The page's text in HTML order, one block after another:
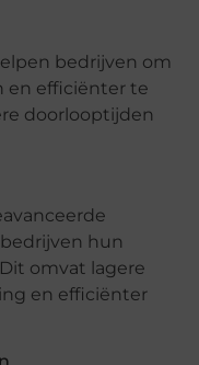
bedrijven om
en efficiënter te
doorlooptijden
hun
omvat lagere
en efficiënter